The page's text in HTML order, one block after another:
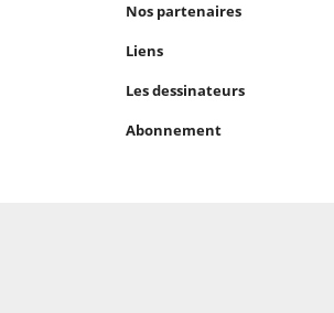
Nos partenaires
Liens
Les dessinateurs
Abonnement